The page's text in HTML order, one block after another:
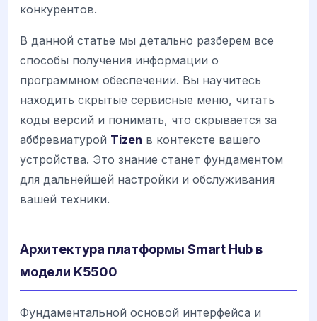
конкурентов.
В данной статье мы детально разберем все
способы получения информации о
программном обеспечении. Вы научитесь
находить скрытые сервисные меню, читать
коды версий и понимать, что скрывается за
аббревиатурой Tizen в контексте вашего
устройства. Это знание станет фундаментом
для дальнейшей настройки и обслуживания
вашей техники.
Архитектура платформы Smart Hub в
модели K5500
Фундаментальной основой интерфейса и